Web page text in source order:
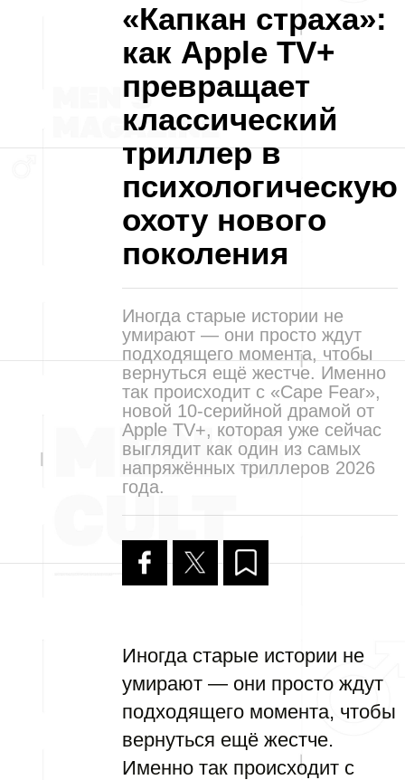
«Капкан страха»:
как Apple TV+
превращает
классический
триллер в
психологическую
охоту нового
поколения
Иногда старые истории не
умирают — они просто ждут
подходящего момента, чтобы
вернуться ещё жестче. Именно
так происходит с «Cape Fear»,
новой 10-серийной драмой от
Apple TV+, которая уже сейчас
выглядит как один из самых
напряжённых триллеров 2026
года.
Иногда старые истории не
умирают — они просто ждут
подходящего момента, чтобы
вернуться ещё жестче.
Именно так происходит с